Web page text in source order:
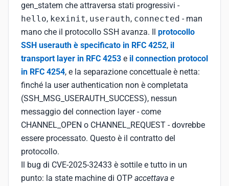
gen_statem che attraversa stati progressivi -
hello, kexinit, userauth, connected - man
mano che il protocollo SSH avanza. Il protocollo
SSH userauth è specificato in RFC 4252, il
transport layer in RFC 4253 e il connection protocol
in RFC 4254, e la separazione concettuale è netta:
finché la user authentication non è completata
(SSH_MSG_USERAUTH_SUCCESS), nessun
messaggio del connection layer - come
CHANNEL_OPEN o CHANNEL_REQUEST - dovrebbe
essere processato. Questo è il contratto del
protocollo.
Il bug di CVE-2025-32433 è sottile e tutto in un
punto: la state machine di OTP accettava e